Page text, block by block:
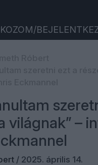
világnak” –
/ 2025. április 14.